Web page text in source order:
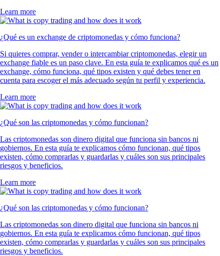
Learn more
¿Qué es un exchange de criptomonedas y cómo funciona?
Si quieres comprar, vender o intercambiar criptomonedas, elegir un
exchange fiable es un paso clave. En esta guía te explicamos qué es un
exchange, cómo funciona, qué tipos existen y qué debes tener en
cuenta para escoger el más adecuado según tu perfil y experiencia.
Learn more
¿Qué son las criptomonedas y cómo funcionan?
Las criptomonedas son dinero digital que funciona sin bancos ni
gobiernos. En esta guía te explicamos cómo funcionan, qué tipos
existen, cómo comprarlas y guardarlas y cuáles son sus principales
riesgos y beneficios.
Learn more
¿Qué son las criptomonedas y cómo funcionan?
Las criptomonedas son dinero digital que funciona sin bancos ni
gobiernos. En esta guía te explicamos cómo funcionan, qué tipos
existen, cómo comprarlas y guardarlas y cuáles son sus principales
riesgos y beneficios.